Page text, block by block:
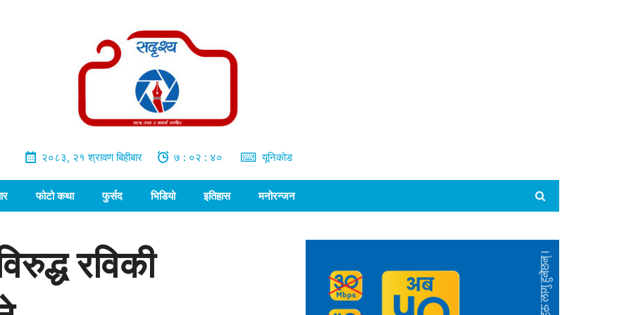
२०८३, २१ श्रावण बिहीबार ७ : ०२ : ४१ यूनिकोड
फोटो कथा फुर्सद भिडियो इतिहास मनोरन्जन
रविकी